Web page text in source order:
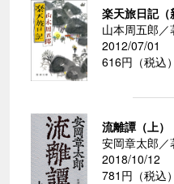
楽天旅日記（
山本周五郎／
2012/07/01
616円（税込）
流離譚（上）
安岡章太郎／
2018/10/12
781円（税込）